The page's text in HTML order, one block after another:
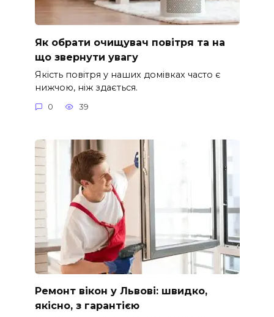
Як обрати очищувач повітря та на
що звернути увагу
Якість повітря у наших домівках часто є
нижчою, ніж здається.
0 39
Ремонт вікон у Львові: швидко,
якісно, з гарантією